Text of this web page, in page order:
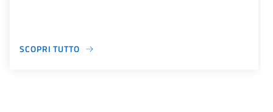
SCOPRI TUTTO